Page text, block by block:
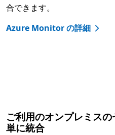
合できます。
Azure Monitor の詳細
ご利用のオンプレミス
単に統合